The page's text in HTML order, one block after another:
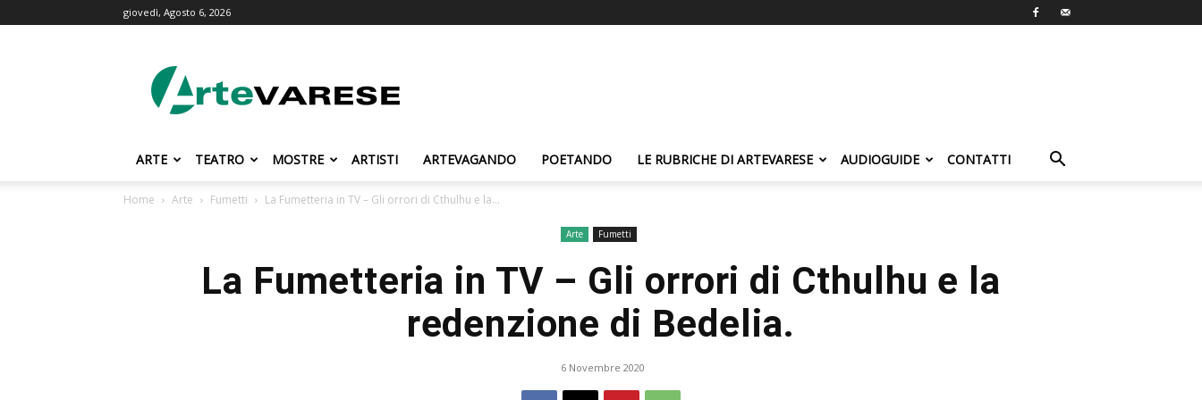
giovedì, Agosto 6, 2026
ARTE TEATRO MOSTRE ARTISTI ARTEVAGANDO POETANDO LE RUBRICHE DI ARTEVARESE AUDIOGUIDE CONTATTI
Home Arte Fumetti La Fumetteria in TV – Gli orrori di Cthulhu e la...
Arte Fumetti
La Fumetteria in TV – Gli orrori di Cthulhu e la
redenzione di Bedelia.
6 Novembre 2020